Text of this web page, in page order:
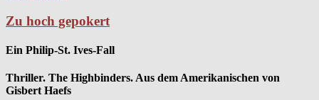
Zu hoch gepokert
Ein Philip-St. Ives-Fall
Thriller. The Highbinders. Aus dem Amerikanischen von
Gisbert Haefs